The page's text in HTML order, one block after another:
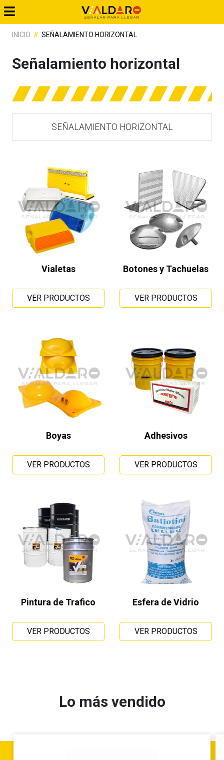
INICIO SEÑALAMIENTO HORIZONTAL
Señalamiento horizontal
SEÑALAMIENTO HORIZONTAL
Vialetas
VER PRODUCTOS
Botones y Tachuelas
VER PRODUCTOS
Boyas
VER PRODUCTOS
Adhesivos
VER PRODUCTOS
Pintura de Trafico
VER PRODUCTOS
Esfera de Vidrio
VER PRODUCTOS
Lo más vendido